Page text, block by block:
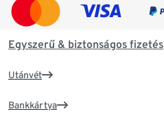
Egyszerű & biztonságos fizetés
Utánvét
Bankkártya